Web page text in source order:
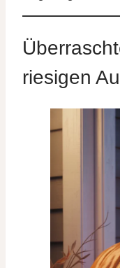
riesigen